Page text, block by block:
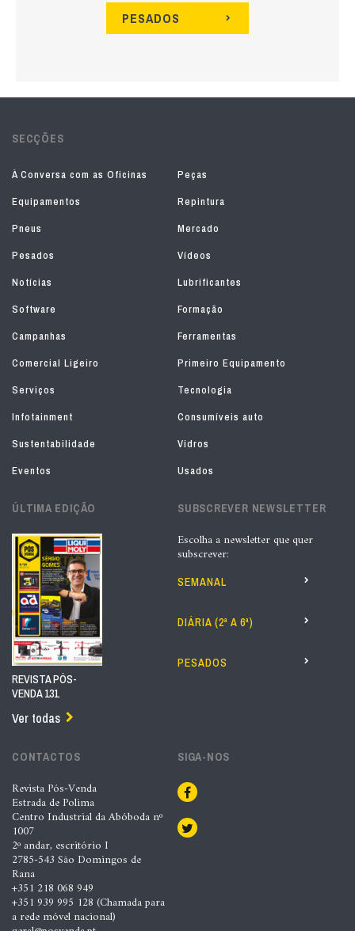
PESADOS
SECÇÕES
À Conversa com as Oficinas
Peças
Equipamentos
Repintura
Pneus
Mercado
Pesados
Vídeos
Notícias
Lubrificantes
Software
Formação
Campanhas
Ferramentas
Comercial Ligeiro
Primeiro Equipamento
Serviços
Tecnologia
Infotainment
Consumíveis auto
Sustentabilidade
Vidros
Eventos
Usados
ÚLTIMA EDIÇÃO
REVISTA PÓS-
VENDA 131
Ver todas
SUBSCREVER NEWSLETTER
Escolha a newsletter que quer
subscrever:
SEMANAL
DIÁRIA (2ª A 6ª)
PESADOS
CONTACTOS
Revista Pós-Venda
Estrada de Polima
Centro Industrial da Abóboda nº
1007
2º andar, escritório I
2785-543 São Domingos de
Rana
+351 218 068 949
+351 939 995 128 (Chamada para
a rede móvel nacional)
SIGA-NOS